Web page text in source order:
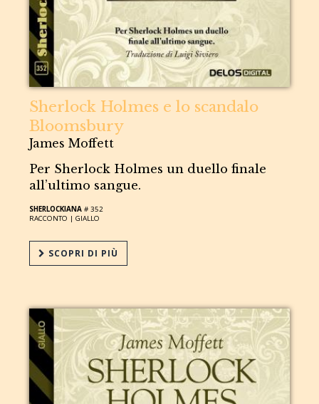
Sherlock Holmes e lo scandalo
Bloomsbury
James Moffett
Per Sherlock Holmes un duello finale
all’ultimo sangue.
SHERLOCKIANA # 352
RACCONTO |GIALLO
SCOPRI DI PIÙ